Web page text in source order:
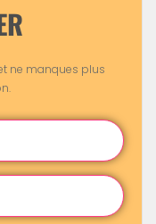
ne manques plus